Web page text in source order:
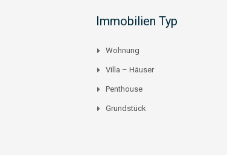
Immobilien Typ
Wohnung
Villa – Häuser
Penthouse
Grundstück